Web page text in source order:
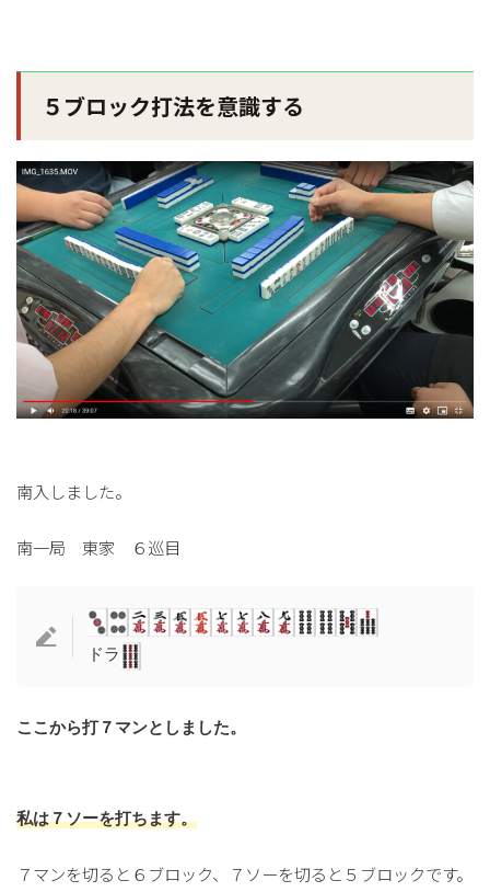
５ブロック打法を意識する
南入しました。
南一局 東家 ６巡目
ドラ
ここから打７マンとしました。
私は７ソーを打ちます。
７マンを切ると６ブロック、７ソーを切ると５ブロックです。